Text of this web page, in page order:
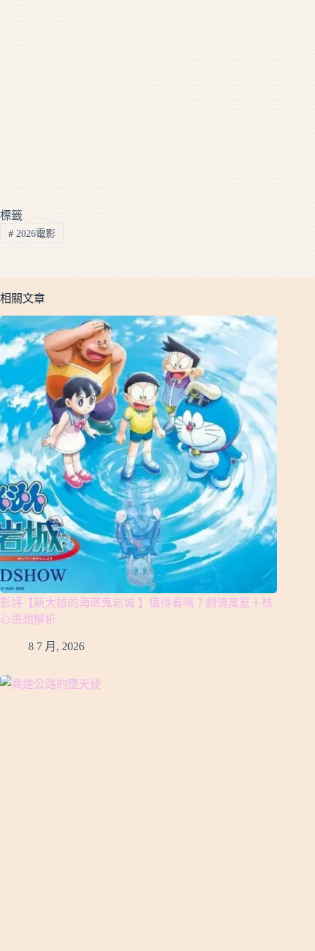
標籤
#2026電影
相關文章
影評【新大雄的海底鬼岩城 】值得看嗎？劇情寓意＋核
心思想解析
8 7 月, 2026